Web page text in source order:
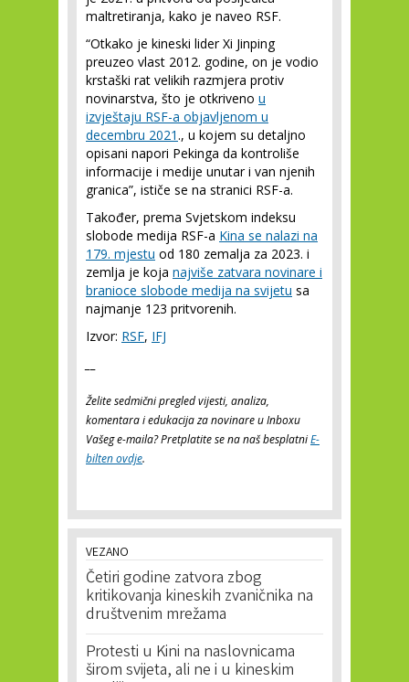
maltretiranja, kako je naveo RSF.
“Otkako je kineski lider Xi Jinping
preuzeo vlast 2012. godine, on je vodio
krstaški rat velikih razmjera protiv
novinarstva, što je otkriveno u
izvještaju RSF-a objavljenom u
decembru 2021., u kojem su detaljno
opisani napori Pekinga da kontroliše
informacije i medije unutar i van njenih
granica”, ističe se na stranici RSF-a.
Također, prema Svjetskom indeksu
slobode medija RSF-a Kina se nalazi na
179. mjestu od 180 zemalja za 2023. i
zemlja je koja najviše zatvara novinare i
branioce slobode medija na svijetu sa
najmanje 123 pritvorenih.
Izvor: RSF, IFJ
Želite sedmični pregled vijesti, analiza,
komentara i edukacija za novinare u Inboxu
Vašeg e-maila? Pretplatite se na naš besplatniE-
bilten ovdje.
VEZANO
Četiri godine zatvora zbog
kritikovanja kineskih zvaničnika na
društvenim mrežama
Protesti u Kini na naslovnicama
širom svijeta, ali ne i u kineskim